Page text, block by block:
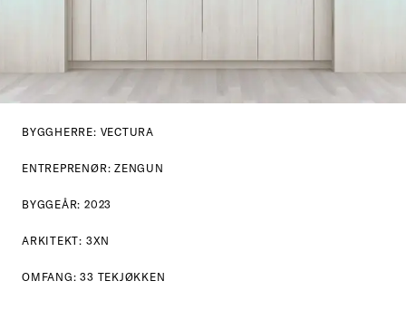
BYGGHERRE: VECTURA
ENTREPRENØR: ZENGUN
BYGGEÅR: 2023
ARKITEKT: 3XN
OMFANG: 33 TEKJØKKEN